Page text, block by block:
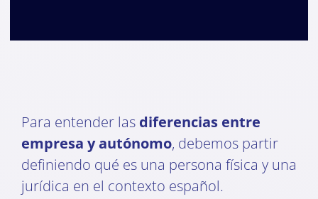
Para entender las diferencias entre
empresa y autónomo, debemos partir
definiendo qué es una persona física y una
jurídica en el contexto español.